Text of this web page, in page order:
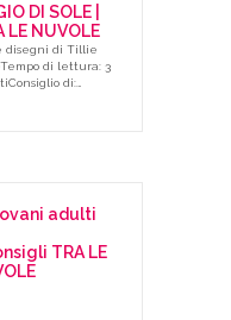
DI SOLE |
LE NUVOLE
disegni di Tillie
di lettura: 3
di:…
adulti
TRA LE